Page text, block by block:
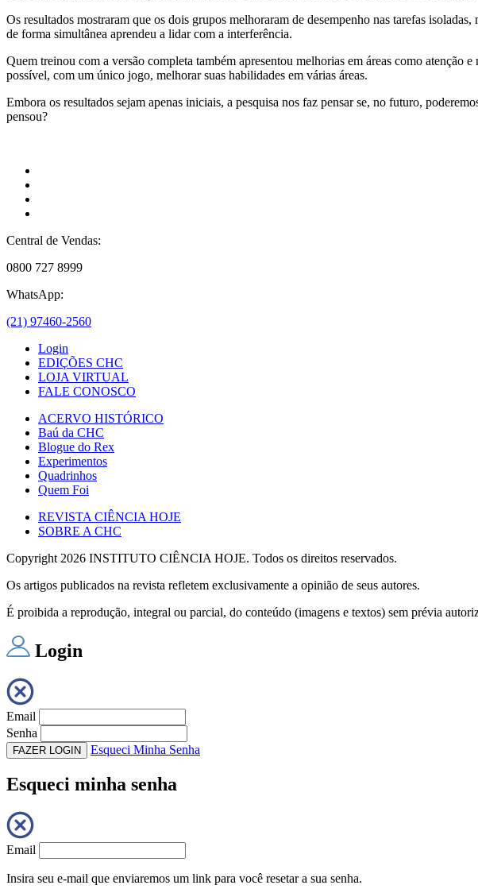
Os resultados mostraram que os dois grupos melhoraram de desempenho nas tarefas
de forma simultânea aprendeu a lidar com a interferência.
Quem treinou com a versão completa também apresentou melhorias em áreas como
possível, com um único jogo, melhorar suas habilidades em várias áreas.
Embora os resultados sejam apenas iniciais, a pesquisa nos faz pensar se, no futuro,
pensou?
Central de Vendas:
0800 727 8999
WhatsApp:
(21) 97460-2560
Login
EDIÇÕES CHC
LOJA VIRTUAL
FALE CONOSCO
ACERVO HISTÓRICO
Baú da CHC
Blogue do Rex
Experimentos
Quadrinhos
Quem Foi
REVISTA CIÊNCIA HOJE
SOBRE A CHC
Copyright 2026 INSTITUTO CIÊNCIA HOJE. Todos os direitos reservados.
Os artigos publicados na revista refletem exclusivamente a opinião de seus autores.
É proibida a reprodução, integral ou parcial, do conteúdo (imagens e textos) sem prévia
Login
Email
Senha
FAZER LOGIN Esqueci Minha Senha
Esqueci minha senha
Email
Insira seu e-mail que enviaremos um link para você resetar a sua senha.